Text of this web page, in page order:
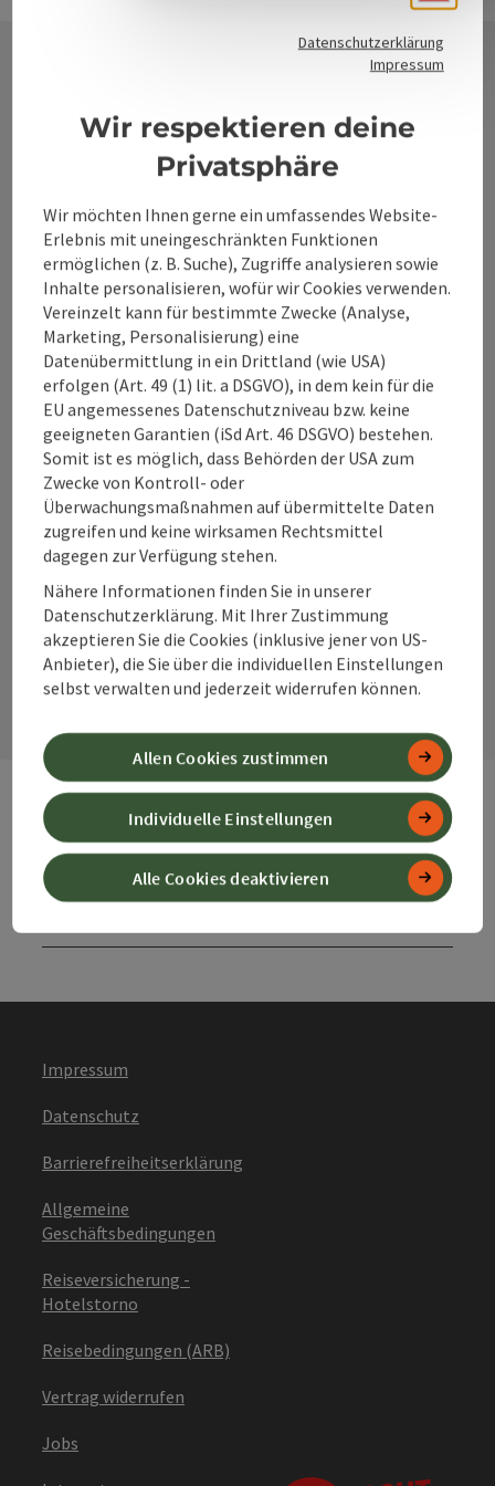
Kontakt
Bahnhofstraße 2
4580 Windischgarsten
+43 50 360 360 360
info@360alpenland.com
InstagramFacebookYouTube
Kontaktformular
Webseiten
Services
Impressum
Datenschutz
Barrierefreiheitserklärung
Allgemeine
Geschäftsbedingungen
Reiseversicherung -
Hotelstorno
Reisebedingungen (ARB)
Vertrag widerrufen
Jobs
Datenschutzerklärung
Impressum
Wir respektieren deine
Privatsphäre
Wir möchten Ihnen gerne ein umfassendes Website-
Erlebnis mit uneingeschränkten Funktionen
ermöglichen (z. B. Suche), Zugriffe analysieren sowie
Inhalte personalisieren, wofür wir Cookies verwenden.
Vereinzelt kann für bestimmte Zwecke (Analyse,
Marketing, Personalisierung) eine
Datenübermittlung in ein Drittland (wie USA)
erfolgen (Art. 49 (1) lit. a DSGVO), in dem kein für die
EU angemessenes Datenschutzniveau bzw. keine
geeigneten Garantien (iSd Art. 46 DSGVO) bestehen.
Somit ist es möglich, dass Behörden der USA zum
Zwecke von Kontroll- oder
Überwachungsmaßnahmen auf übermittelte Daten
zugreifen und keine wirksamen Rechtsmittel
dagegen zur Verfügung stehen.
Nähere Informationen finden Sie in unserer
Datenschutzerklärung. Mit Ihrer Zustimmung
akzeptieren Sie die Cookies (inklusive jener von US-
Anbieter), die Sie über die individuellen Einstellungen
selbst verwalten und jederzeit widerrufen können.
Alle Cookies deaktivieren
Individuelle Einstellungen
Allen Cookies zustimmen